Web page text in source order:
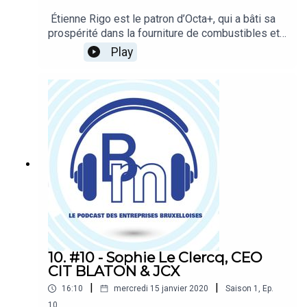
Étienne Rigo est le patron d’Octa+, qui a bâti sa
prospérité dans la fourniture de combustibles et
d’électricité. Sous sa direction, Octa+ a cédé son
réseau de stations-services pour développer de
nouvelles activités dans les services de mobilité
intelligente (Modalizy) et dans le domaine des
bornes de rechargement électrique (Blue Corner).
Il est à la fois un connaisseur des questions
liées à l’énergie et à la mobilité. Hosts
: Emmanuel Robert et Elisa BrevetRéalisation :
Ophélie Legast et Elisa Brevet
Play
10. #10 - Sophie Le Clercq, CEO
CIT BLATON & JCX
16:10 mercredi 15 janvier 2020 Saison 1 , Ep.